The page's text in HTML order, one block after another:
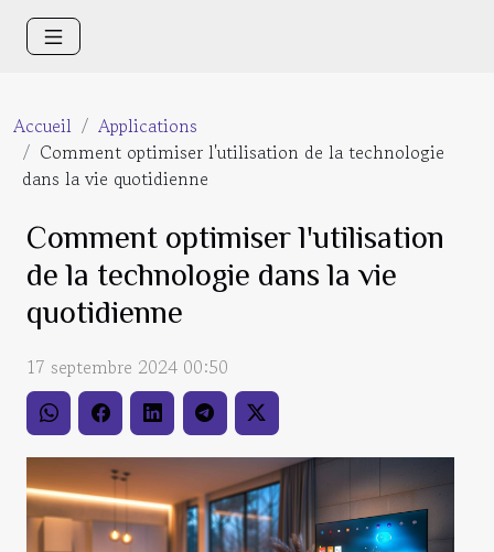
Accueil
Applications
Comment optimiser l'utilisation de la technologie
dans la vie quotidienne
Comment optimiser l'utilisation
de la technologie dans la vie
quotidienne
17 septembre 2024 00:50